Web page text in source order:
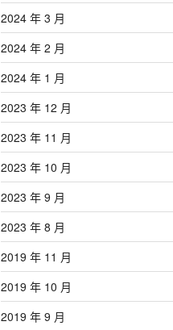
2024 年 3 月
2024 年 2 月
2024 年 1 月
2023 年 12 月
2023 年 11 月
2023 年 10 月
2023 年 9 月
2023 年 8 月
2019 年 11 月
2019 年 10 月
2019 年 9 月